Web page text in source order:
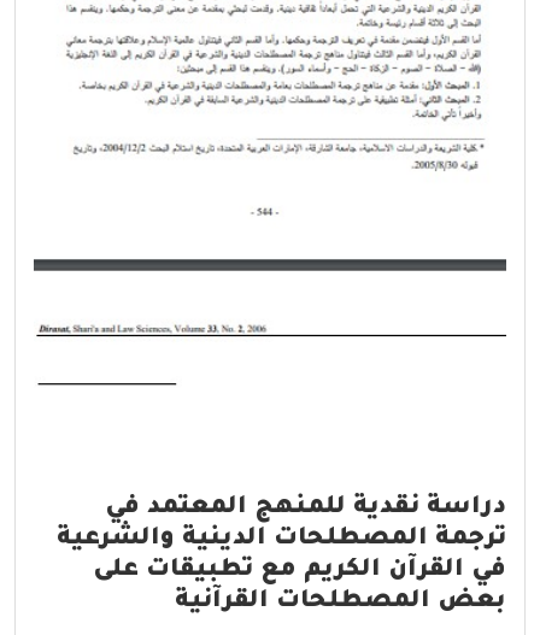
دراسة نقدية للمنهج المعتمد في
ترجمة المصطلحات الدينية والشرعية
في القرآن الكريم مع تطبيقات على
بعض المصطلحات القرآنية